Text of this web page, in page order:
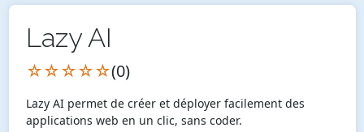
Lazy AI
☆☆☆☆☆(0)
Lazy AI permet de créer et déployer facilement des
applications web en un clic, sans coder.